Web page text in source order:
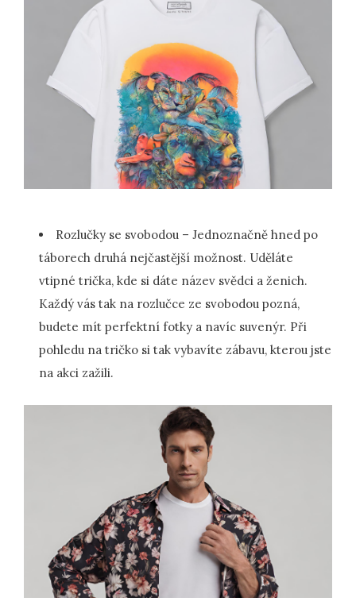
Rozlučky se svobodou – Jednoznačně hned po
táborech druhá nejčastější možnost. Uděláte
vtipné trička, kde si dáte název svědci a ženich.
Každý vás tak na rozlučce ze svobodou pozná,
budete mít perfektní fotky a navíc suvenýr. Při
pohledu na tričko si tak vybavíte zábavu, kterou jste
na akci zažili.